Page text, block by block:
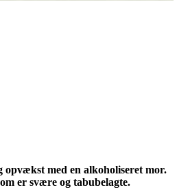
med en alkoholiseret mor.
er svære og tabubelagte.